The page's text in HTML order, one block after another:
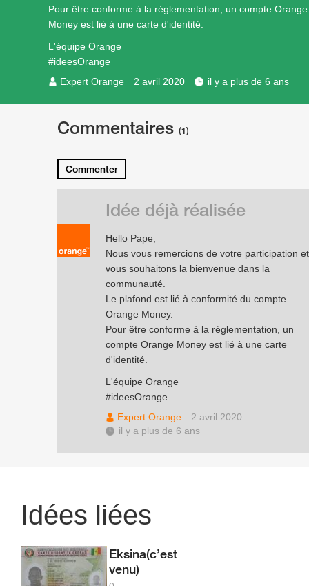
Pour être conforme à la réglementation, un compte Orange
Money est lié à une carte d'identité.
L'équipe Orange
#ideesOrange
Expert Orange
2 avril 2020 il y a plus de 6 ans
Commentaires (1)
Commenter
Hello Pape,
Nous vous remercions de votre participation et
vous souhaitons la bienvenue dans la
communauté.
Le plafond est lié à conformité du compte
Orange Money.
Pour être conforme à la réglementation, un
compte Orange Money est lié à une carte
d'identité.
L'équipe Orange
#ideesOrange
Expert Orange
2 avril 2020
il y a plus de 6 ans
Idée déjà réalisée
Idées liées
Eksina(c’est
venu)